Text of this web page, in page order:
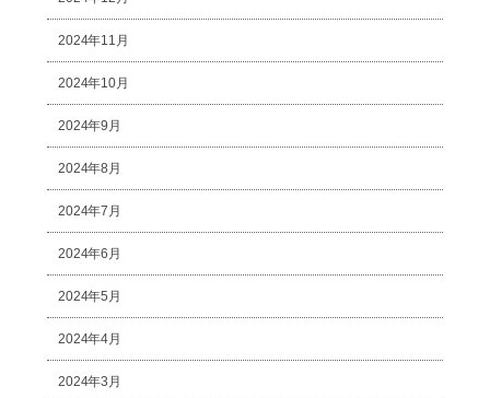
2024年11月
2024年10月
2024年9月
2024年8月
2024年7月
2024年6月
2024年5月
2024年4月
2024年3月